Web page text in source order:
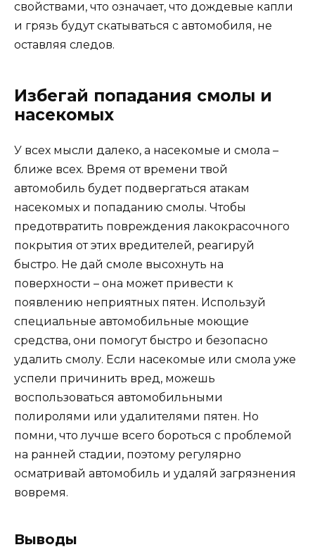
свойствами, что означает, что дождевые капли
и грязь будут скатываться с автомобиля, не
оставляя следов.
Избегай попадания смолы и
насекомых
У всех мысли далеко, а насекомые и смола –
ближе всех. Время от времени твой
автомобиль будет подвергаться атакам
насекомых и попаданию смолы. Чтобы
предотвратить повреждения лакокрасочного
покрытия от этих вредителей, реагируй
быстро. Не дай смоле высохнуть на
поверхности – она может привести к
появлению неприятных пятен. Используй
специальные автомобильные моющие
средства, они помогут быстро и безопасно
удалить смолу. Если насекомые или смола уже
успели причинить вред, можешь
воспользоваться автомобильными
полиролями или удалителями пятен. Но
помни, что лучше всего бороться с проблемой
на ранней стадии, поэтому регулярно
осматривай автомобиль и удаляй загрязнения
вовремя.
Выводы